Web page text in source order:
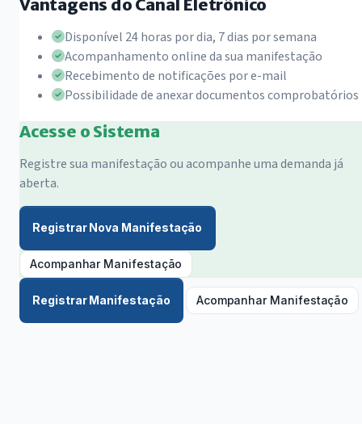
Vantagens do Canal Eletrônico
Disponível 24 horas por dia, 7 dias por semana
Acompanhamento online da sua manifestação
Recebimento de notificações por e-mail
Possibilidade de anexar documentos comprobatórios
Acesse o Sistema
Registre sua manifestação ou acompanhe uma demanda já
aberta.
Registrar Nova Manifestação
Acompanhar Manifestação
Registrar Manifestação Acompanhar Manifestação